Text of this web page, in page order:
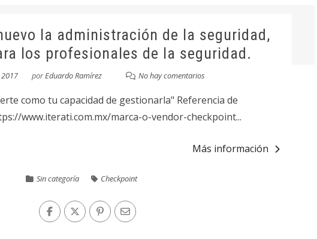
la administración de la seguridad,
los profesionales de la seguridad.
porEduardo Ramírez No hay comentarios
como tu capacidad de gestionarla" Referencia de
www.iterati.com.mx/marca-o-vendor-checkpoint...
Más información
Sin categoría Checkpoint